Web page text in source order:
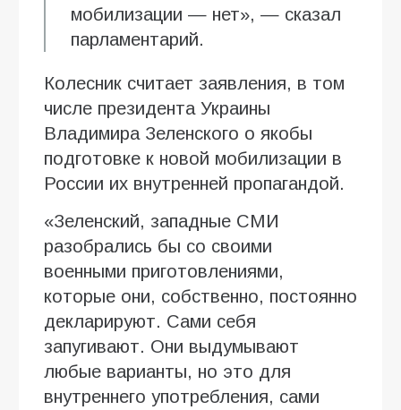
мобилизации — нет», — сказал
парламентарий.
Колесник считает заявления, в том
числе президента Украины
Владимира Зеленского о якобы
подготовке к новой мобилизации в
России их внутренней пропагандой.
«Зеленский, западные СМИ
разобрались бы со своими
военными приготовлениями,
которые они, собственно, постоянно
декларируют. Сами себя
запугивают. Они выдумывают
любые варианты, но это для
внутреннего употребления, сами